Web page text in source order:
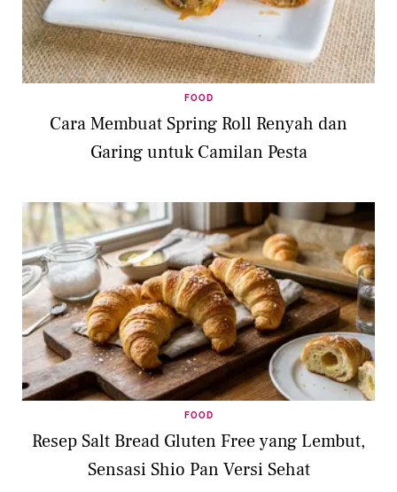
FOOD
Cara Membuat Spring Roll Renyah dan
Garing untuk Camilan Pesta
FOOD
Resep Salt Bread Gluten Free yang Lembut,
Sensasi Shio Pan Versi Sehat